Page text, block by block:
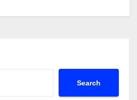
Search